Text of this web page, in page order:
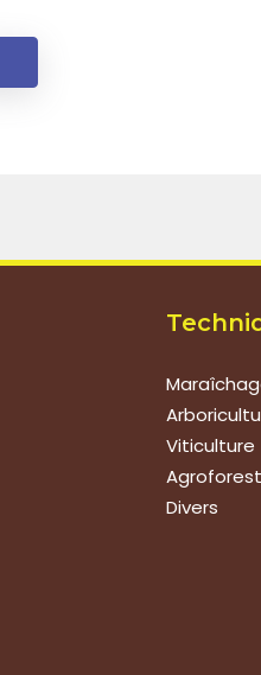
Viticulture
Divers